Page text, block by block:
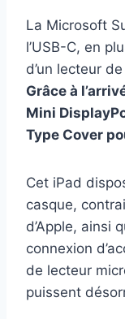
La Microsoft
l’USB-C, en
d’un lecteur
Grâce à
Mini
Type Cover
Cet iPad
casque,
d’Apple, ainsi
connexion
de lecteur
puissent